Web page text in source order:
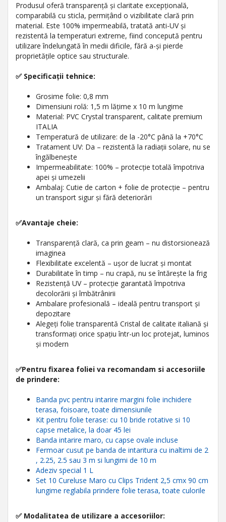
Produsul oferă transparență și claritate excepțională,
comparabilă cu sticla, permițând o vizibilitate clară prin
material. Este 100% impermeabilă, tratată anti-UV și
rezistentă la temperaturi extreme, fiind concepută pentru
utilizare îndelungată în medii dificile, fără a-și pierde
proprietățile optice sau structurale.
✅ Specificații tehnice:
Grosime folie: 0,8 mm
Dimensiuni rolă: 1,5 m lățime x 10 m lungime
Material: PVC Crystal transparent, calitate premium
ITALIA
Temperatură de utilizare: de la -20°C până la +70°C
Tratament UV: Da – rezistentă la radiații solare, nu se
îngălbenește
Impermeabilitate: 100% – protecție totală împotriva
apei și umezelii
Ambalaj: Cutie de carton + folie de protecție – pentru
un transport sigur și fără deteriorări
✅Avantaje cheie:
Transparență clară, ca prin geam – nu distorsionează
imaginea
Flexibilitate excelentă – ușor de lucrat și montat
Durabilitate în timp – nu crapă, nu se întărește la frig
Rezistență UV – protecție garantată împotriva
decolorării și îmbătrânirii
Ambalare profesională – ideală pentru transport și
depozitare
Alegeți folie transparentă Cristal de calitate italiană și
transformați orice spațiu într-un loc protejat, luminos
și modern
✅Pentru fixarea foliei va recomandam si accesoriile
de prindere:
Banda pvc pentru intarire margini folie inchidere
terasa, foisoare, toate dimensiunile
Kit pentru folie terase: cu 10 bride rotative si 10
capse metalice, la doar 45 lei
Banda intarire maro, cu capse ovale incluse
Fermoar cusut pe banda de intaritura cu inaltimi de 2
, 2.25, 2.5 sau 3 m si lungimi de 10 m
Adeziv special 1 L
Set 10 Cureluse Maro cu Clips Trident 2,5 cmx 90 cm
lungime reglabila prindere folie terasa, toate culorile
✅ Modalitatea de utilizare a accesoriilor: